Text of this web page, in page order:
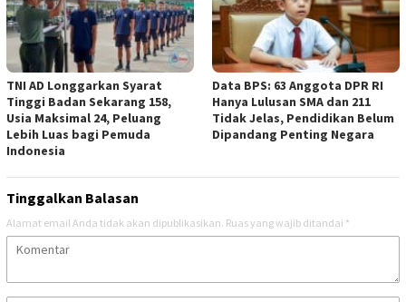
TNI AD Longgarkan Syarat
Tinggi Badan Sekarang 158,
Usia Maksimal 24, Peluang
Lebih Luas bagi Pemuda
Indonesia
Data BPS: 63 Anggota DPR RI
Hanya Lulusan SMA dan 211
Tidak Jelas, Pendidikan Belum
Dipandang Penting Negara
Tinggalkan Balasan
Alamat email Anda tidak akan dipublikasikan. Ruas yang wajib ditandai *